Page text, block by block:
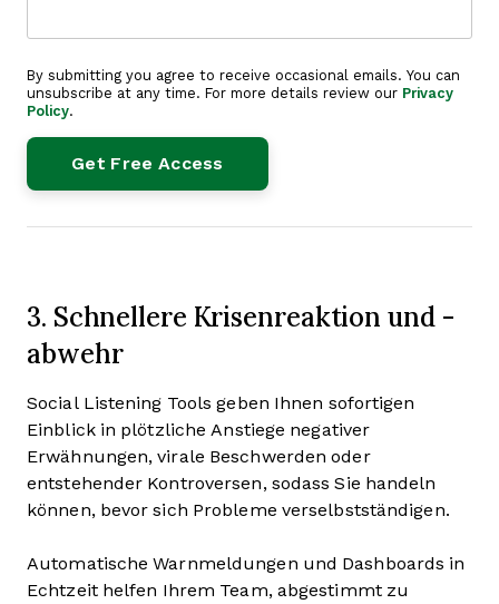
By submitting you agree to receive occasional emails. You can
unsubscribe at any time. For more details review our Privacy
Policy.
3. Schnellere Krisenreaktion und -
abwehr
Social Listening Tools geben Ihnen sofortigen
Einblick in plötzliche Anstiege negativer
Erwähnungen, virale Beschwerden oder
entstehender Kontroversen, sodass Sie handeln
können, bevor sich Probleme verselbstständigen.
Automatische Warnmeldungen und Dashboards in
Echtzeit helfen Ihrem Team, abgestimmt zu